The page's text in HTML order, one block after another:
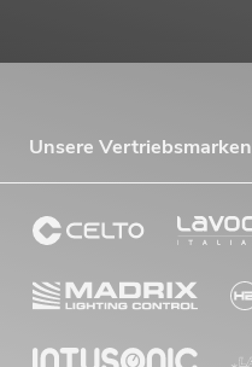
Unsere Vertriebsmarken